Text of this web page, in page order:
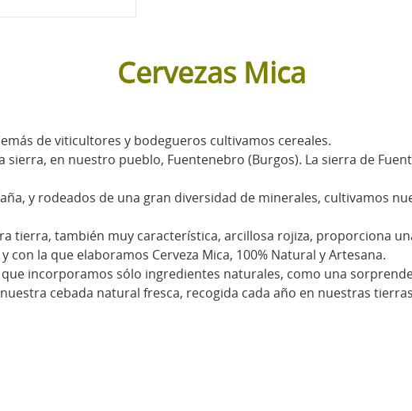
Cervezas Mica
de viticultores y bodegueros cultivamos cereales.
sierra, en nuestro pueblo, Fuentenebro (Burgos). La sierra de
y rodeados de una gran diversidad de minerales, cultivamos
tierra, también muy característica, arcillosa rojiza, proporciona
con la que elaboramos Cerveza Mica, 100% Natural y Artesana.
incorporamos sólo ingredientes naturales, como una
cebada natural fresca, recogida cada año en nuestras